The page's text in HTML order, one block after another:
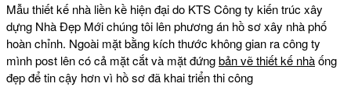
Mẫu thiết kế nhà liền kề hiện đại do KTS Công ty kiến trúc xây
dựng Nhà Đẹp Mới chúng tôi lên phương án hồ sơ xây nhà phố
hoàn chỉnh. Ngoài mặt bằng kích thước không gian ra công ty
mình post lên có cả mặt cắt và mặt đứngbản vẽ thiết kế nhàống
đẹp để tin cậy hơn vì hồ sơ đã khai triển thi công